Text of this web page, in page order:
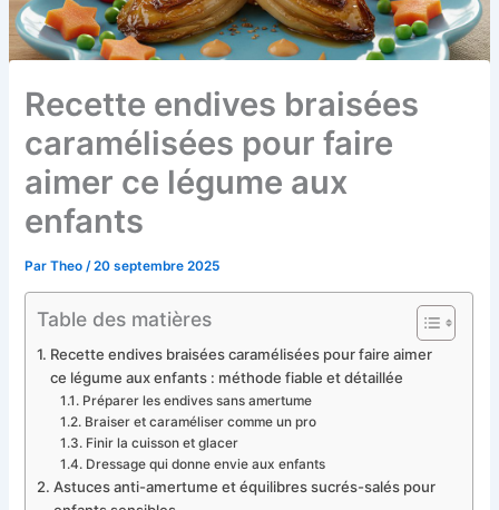
Recette endives braisées
caramélisées pour faire
aimer ce légume aux
enfants
ParTheo /20 septembre 2025
Table des matières
Recette endives braisées caramélisées pour faire aimer
ce légume aux enfants : méthode fiable et détaillée
Préparer les endives sans amertume
Braiser et caraméliser comme un pro
Finir la cuisson et glacer
Dressage qui donne envie aux enfants
Astuces anti-amertume et équilibres sucrés-salés pour